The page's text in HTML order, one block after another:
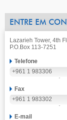
ENTRE EM
Lazarieh Tower, 4th
P.O.Box 113-7251
Telefone
+961 1 983306
Fax
+961 1 983302
E-mail